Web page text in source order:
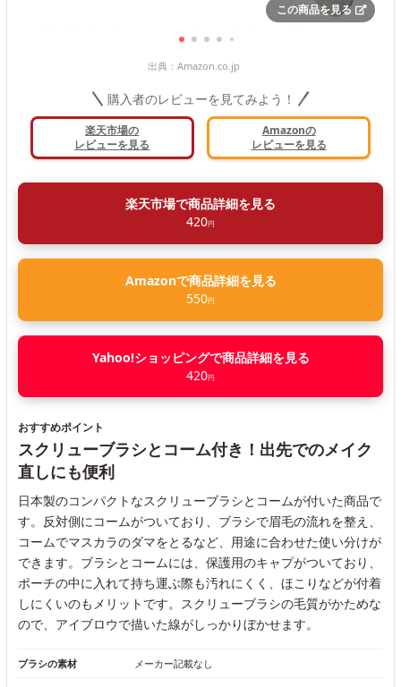
この商品を見る
出典： Amazon.co.jp
購入者のレビューを見てみよう！
楽天市場の
レビューを見る
Amazonの
レビューを見る
楽天市場で商品詳細を見る
420円
Amazonで商品詳細を見る
550円
Yahoo!ショッピングで商品詳細を見る
420円
おすすめポイント
スクリューブラシとコーム付き！出先でのメイク
直しにも便利
日本製のコンパクトなスクリューブラシとコームが付いた商品で
す。反対側にコームがついており、ブラシで眉毛の流れを整え、
コームでマスカラのダマをとるなど、用途に合わせた使い分けが
できます。ブラシとコームには、保護用のキャプがついており、
ポーチの中に入れて持ち運ぶ際も汚れにくく、ほこりなどが付着
しにくいのもメリットです。スクリューブラシの毛質がかためな
ので、アイブロウで描いた線がしっかりぼかせます。
ブラシの素材 メーカー記載なし